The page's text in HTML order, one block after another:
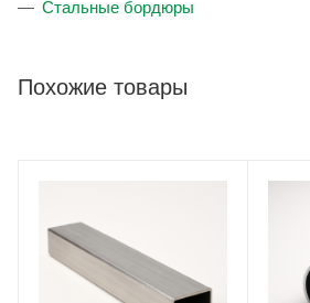
Стальные бордюры
Похожие товары